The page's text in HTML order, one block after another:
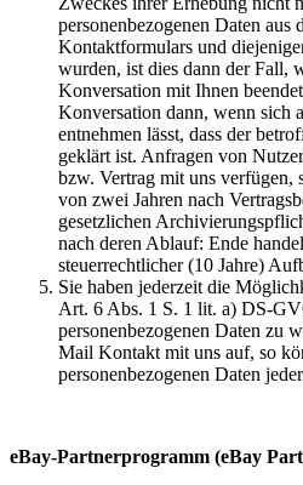
personenbezogenen Daten aus
Kontaktformulars und
wurden, ist dies dann der Fall,
Konversation mit Ihnen
Konversation dann, wenn sich
entnehmen lässt, dass der
geklärt ist. Anfragen von
bzw. Vertrag mit uns
von zwei Jahren nach
gesetzlichen
nach deren Ablauf: Ende
steuerrechtlicher (10 Jahre)
Sie haben jederzeit die
Art. 6 Abs. 1 S. 1 lit. a) DS-
personenbezogenen Daten zu
Mail Kontakt mit uns auf, so
personenbezogenen Daten
eBay-Partnerprogramm (eBay